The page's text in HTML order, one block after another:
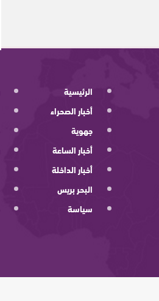
الرئيسية
أخبار الصحراء
جهوية
أخبار الساعة
أخبار الداخلة
البحر بريس
سياسة